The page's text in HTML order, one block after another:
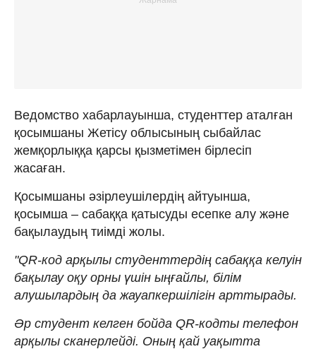
Ведомство хабарлауынша, студенттер аталған
қосымшаны Жетісу облысының сыбайлас
жемқорлыққа қарсы қызметімен бірлесіп
жасаған.
Қосымшаны әзірлеушілердің айтуынша,
қосымша – сабаққа қатысуды есепке алу және
бақылаудың тиімді жолы.
"QR-код арқылы студенттердің сабаққа келуін
бақылау оқу орны үшін ыңғайлы, білім
алушылардың да жауапкершілігін арттырады.
Әр студент келген бойда QR-кодты телефон
арқылы сканерлейді. Оның қай уақытта